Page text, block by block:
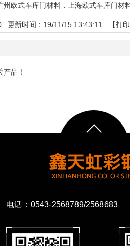
州欧式车库门材料 ， 上海欧式车库门材
更新时间：19/11/15 13:43:11 【打
品！
话：0543-2568789/2568683